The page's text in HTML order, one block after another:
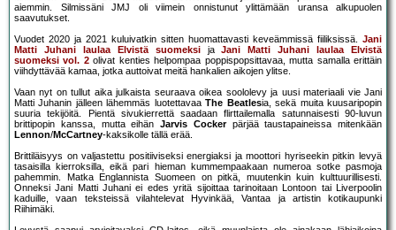
aiemmin. Silmissäni JMJ oli viimein onnistunut ylittämään uransa alkupuolen
saavutukset.
Vuodet 2020 ja 2021 kuluivatkin sitten huomattavasti keveämmissä fiiliksissä. Jani
Matti Juhani laulaa Elvistä suomeksijaJani Matti Juhani laulaa Elvistä
suomeksi vol. 2olivat kenties helpompaa poppispopsittavaa, mutta samalla erittäin
viihdyttävää kamaa, jotka auttoivat meitä hankalien aikojen ylitse.
Vaan nyt on tullut aika julkaista seuraava oikea soololevy ja uusi materiaali vie Jani
Matti Juhanin jälleen lähemmäs luotettavaaThe Beatlesia, sekä muita kuusaripopin
suuria tekijöitä. Pientä sivukierrettä saadaan flirttailemalla satunnaisesti 90-luvun
brittipopin kanssa, mutta eihän Jarvis Cockerpärjää taustapaineissa mitenkään
Lennon/McCartney-kaksikolle tällä erää.
Brittiläisyys on valjastettu positiiviseksi energiaksi ja moottori hyriseekin pitkin levyä
tasaisilla kierroksilla, eikä pari hieman kummempaakaan numeroa sotke pasmoja
pahemmin. Matka Englannista Suomeen on pitkä, muutenkin kuin kulttuurillisesti.
Onneksi Jani Matti Juhani ei edes yritä sijoittaa tarinoitaan Lontoon tai Liverpoolin
kaduille, vaan teksteissä vilahtelevat Hyvinkää, Vantaa ja artistin kotikaupunki
Riihimäki.